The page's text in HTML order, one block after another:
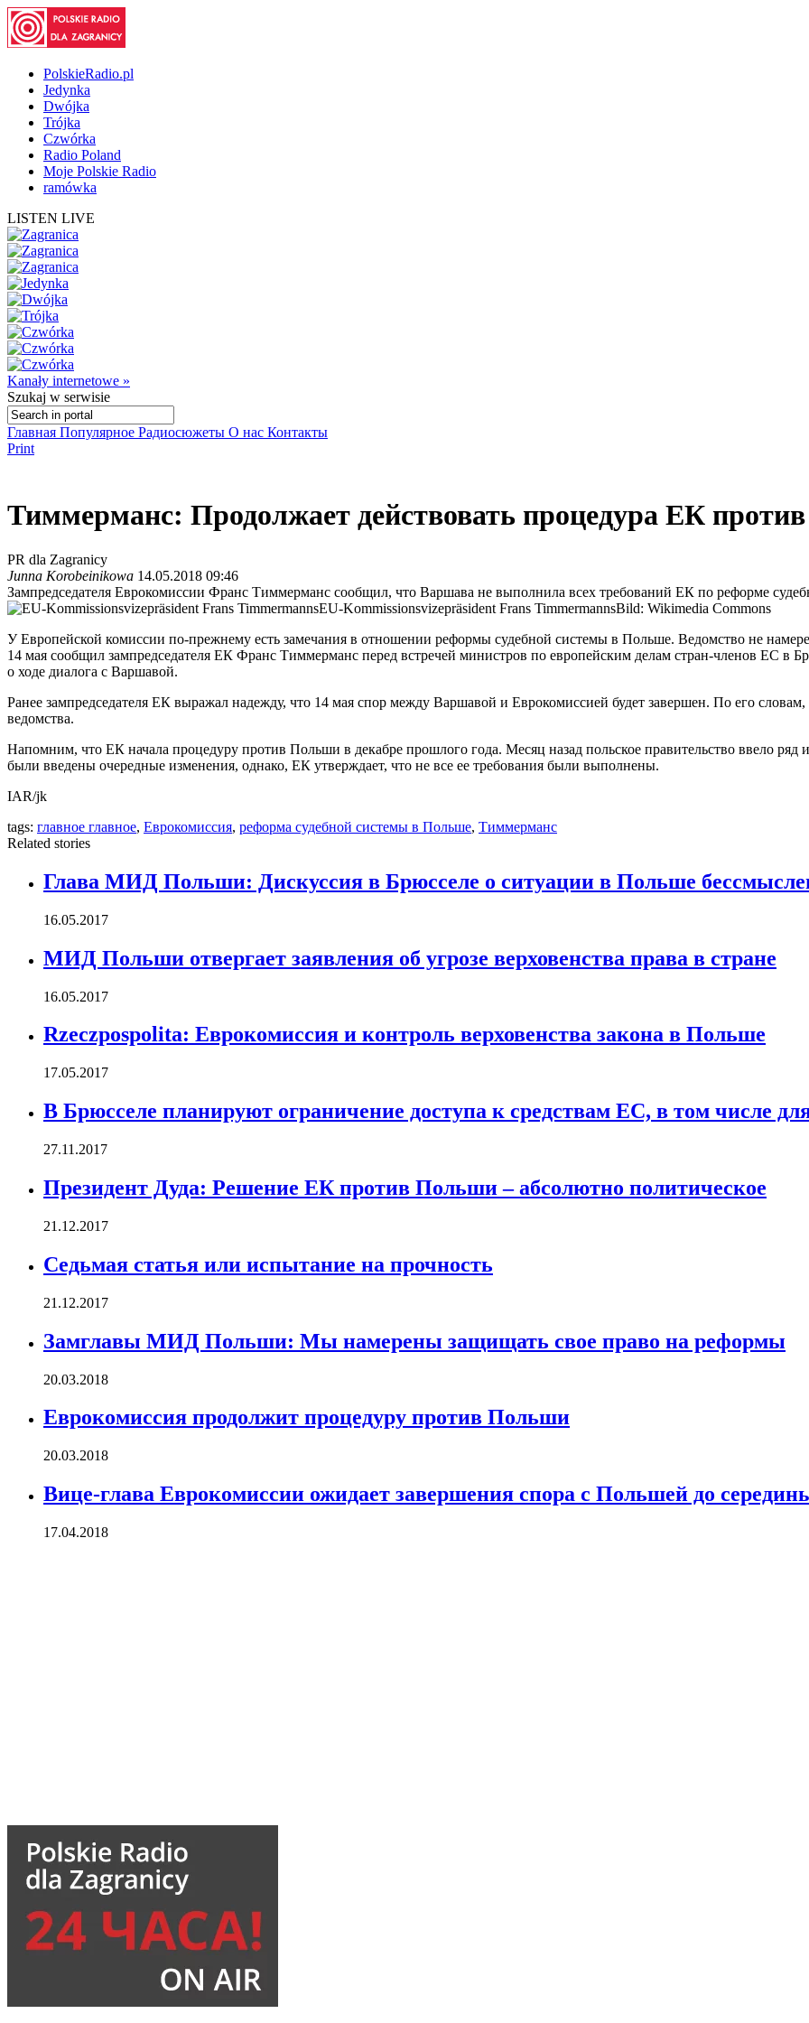
PolskieRadio.pl
Jedynka
Dwójka
Trójka
Czwórka
Radio Poland
Moje Polskie Radio
ramówka
LISTEN LIVE
Kanały internetowe »
Szukaj w serwisie
Главная Популярное Радиосюжеты О нас Контакты
Print
Тиммерманс: Продолжает действовать процедура ЕК
PR dla Zagranicy
Junna Korobeinikowa 14.05.2018 09:46
Зампредседателя Еврокомиссии Франс Тиммерманс сообщил, что Варшава не выполнила всех требований ЕК по реформе
EU-Kommissionsvizepräsident Frans TimmermannsBild: Wikimedia Commons
У Европейской комиссии по-прежнему есть замечания в отношении реформы судебной системы в Польше. Ведомство не
14 мая сообщил зампредседателя ЕК Франс Тиммерманс перед встречей министров по европейским делам стран-членов ЕС в
о ходе диалога с Варшавой.
Ранее зампредседателя ЕК выражал надежду, что 14 мая спор между Варшавой и Еврокомиссией будет завершен. По его
ведомства.
Напомним, что ЕК начала процедуру против Польши в декабре прошлого года. Месяц назад польское правительство ввело ряд
были введены очередные изменения, однако, ЕК утверждает, что не все ее требования были выполнены.
IAR/jk
tags: главное главное, Еврокомиссия, реформа судебной системы в Польше, Тиммерманс
Related stories
Глава МИД Польши: Дискуссия в Брюсселе о ситуации в Польше
16.05.2017
МИД Польши отвергает заявления об угрозе верховенства права в стране
16.05.2017
Rzeczpospolita: Еврокомиссия и контроль верховенства закона в Польше
17.05.2017
В Брюсселе планируют ограничение доступа к средствам ЕС, в том числе
27.11.2017
Президент Дуда: Решение ЕК против Польши – абсолютно политическое
21.12.2017
Седьмая статья или испытание на прочность
21.12.2017
Замглавы МИД Польши: Мы намерены защищать свое право на реформы
20.03.2018
Еврокомиссия продолжит процедуру против Польши
20.03.2018
Вице-глава Еврокомиссии ожидает завершения спора с Польшей до
17.04.2018